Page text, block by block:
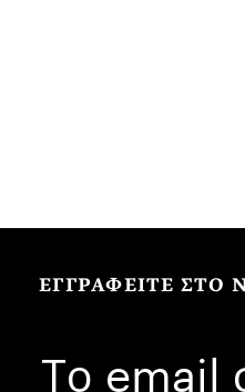
ΕΓΓΡΑΦΕΙΤΕ ΣΤΟ